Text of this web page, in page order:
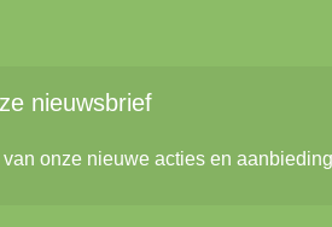
nieuwsbrief
onze nieuwe acties en